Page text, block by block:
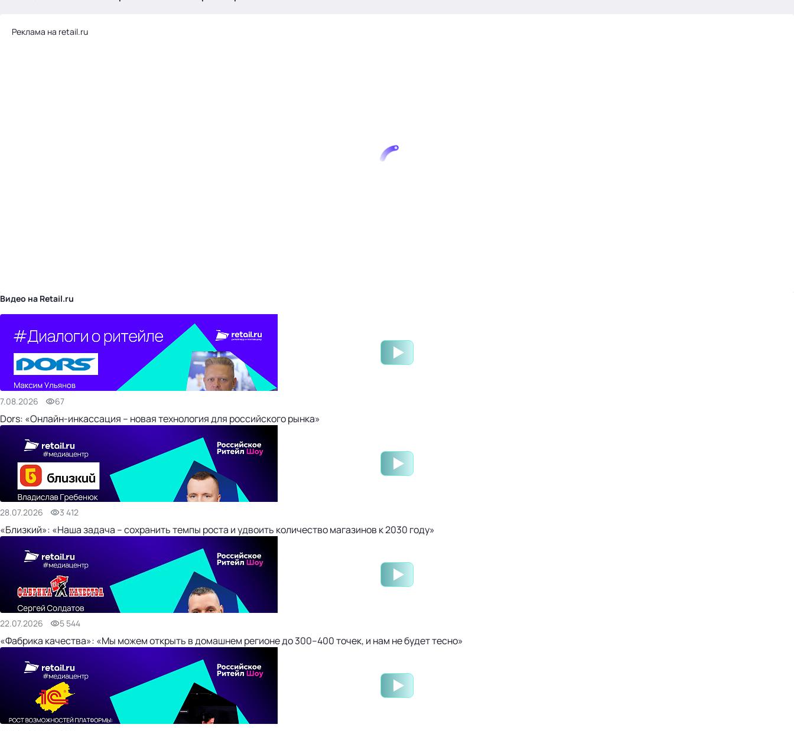
Реклама на retail.ru
Видео на Retail.ru
7.08.2026 67
Dors: «Онлайн-инкассация – новая технология для российского рынка»
28.07.2026 3 412
«Близкий»: «Наша задача – сохранить темпы роста и удвоить количество магазинов к 2030 году»
22.07.2026 5 544
«Фабрика качества»: «Мы можем открыть в домашнем регионе до 300–400 точек, и нам не будет тесно»